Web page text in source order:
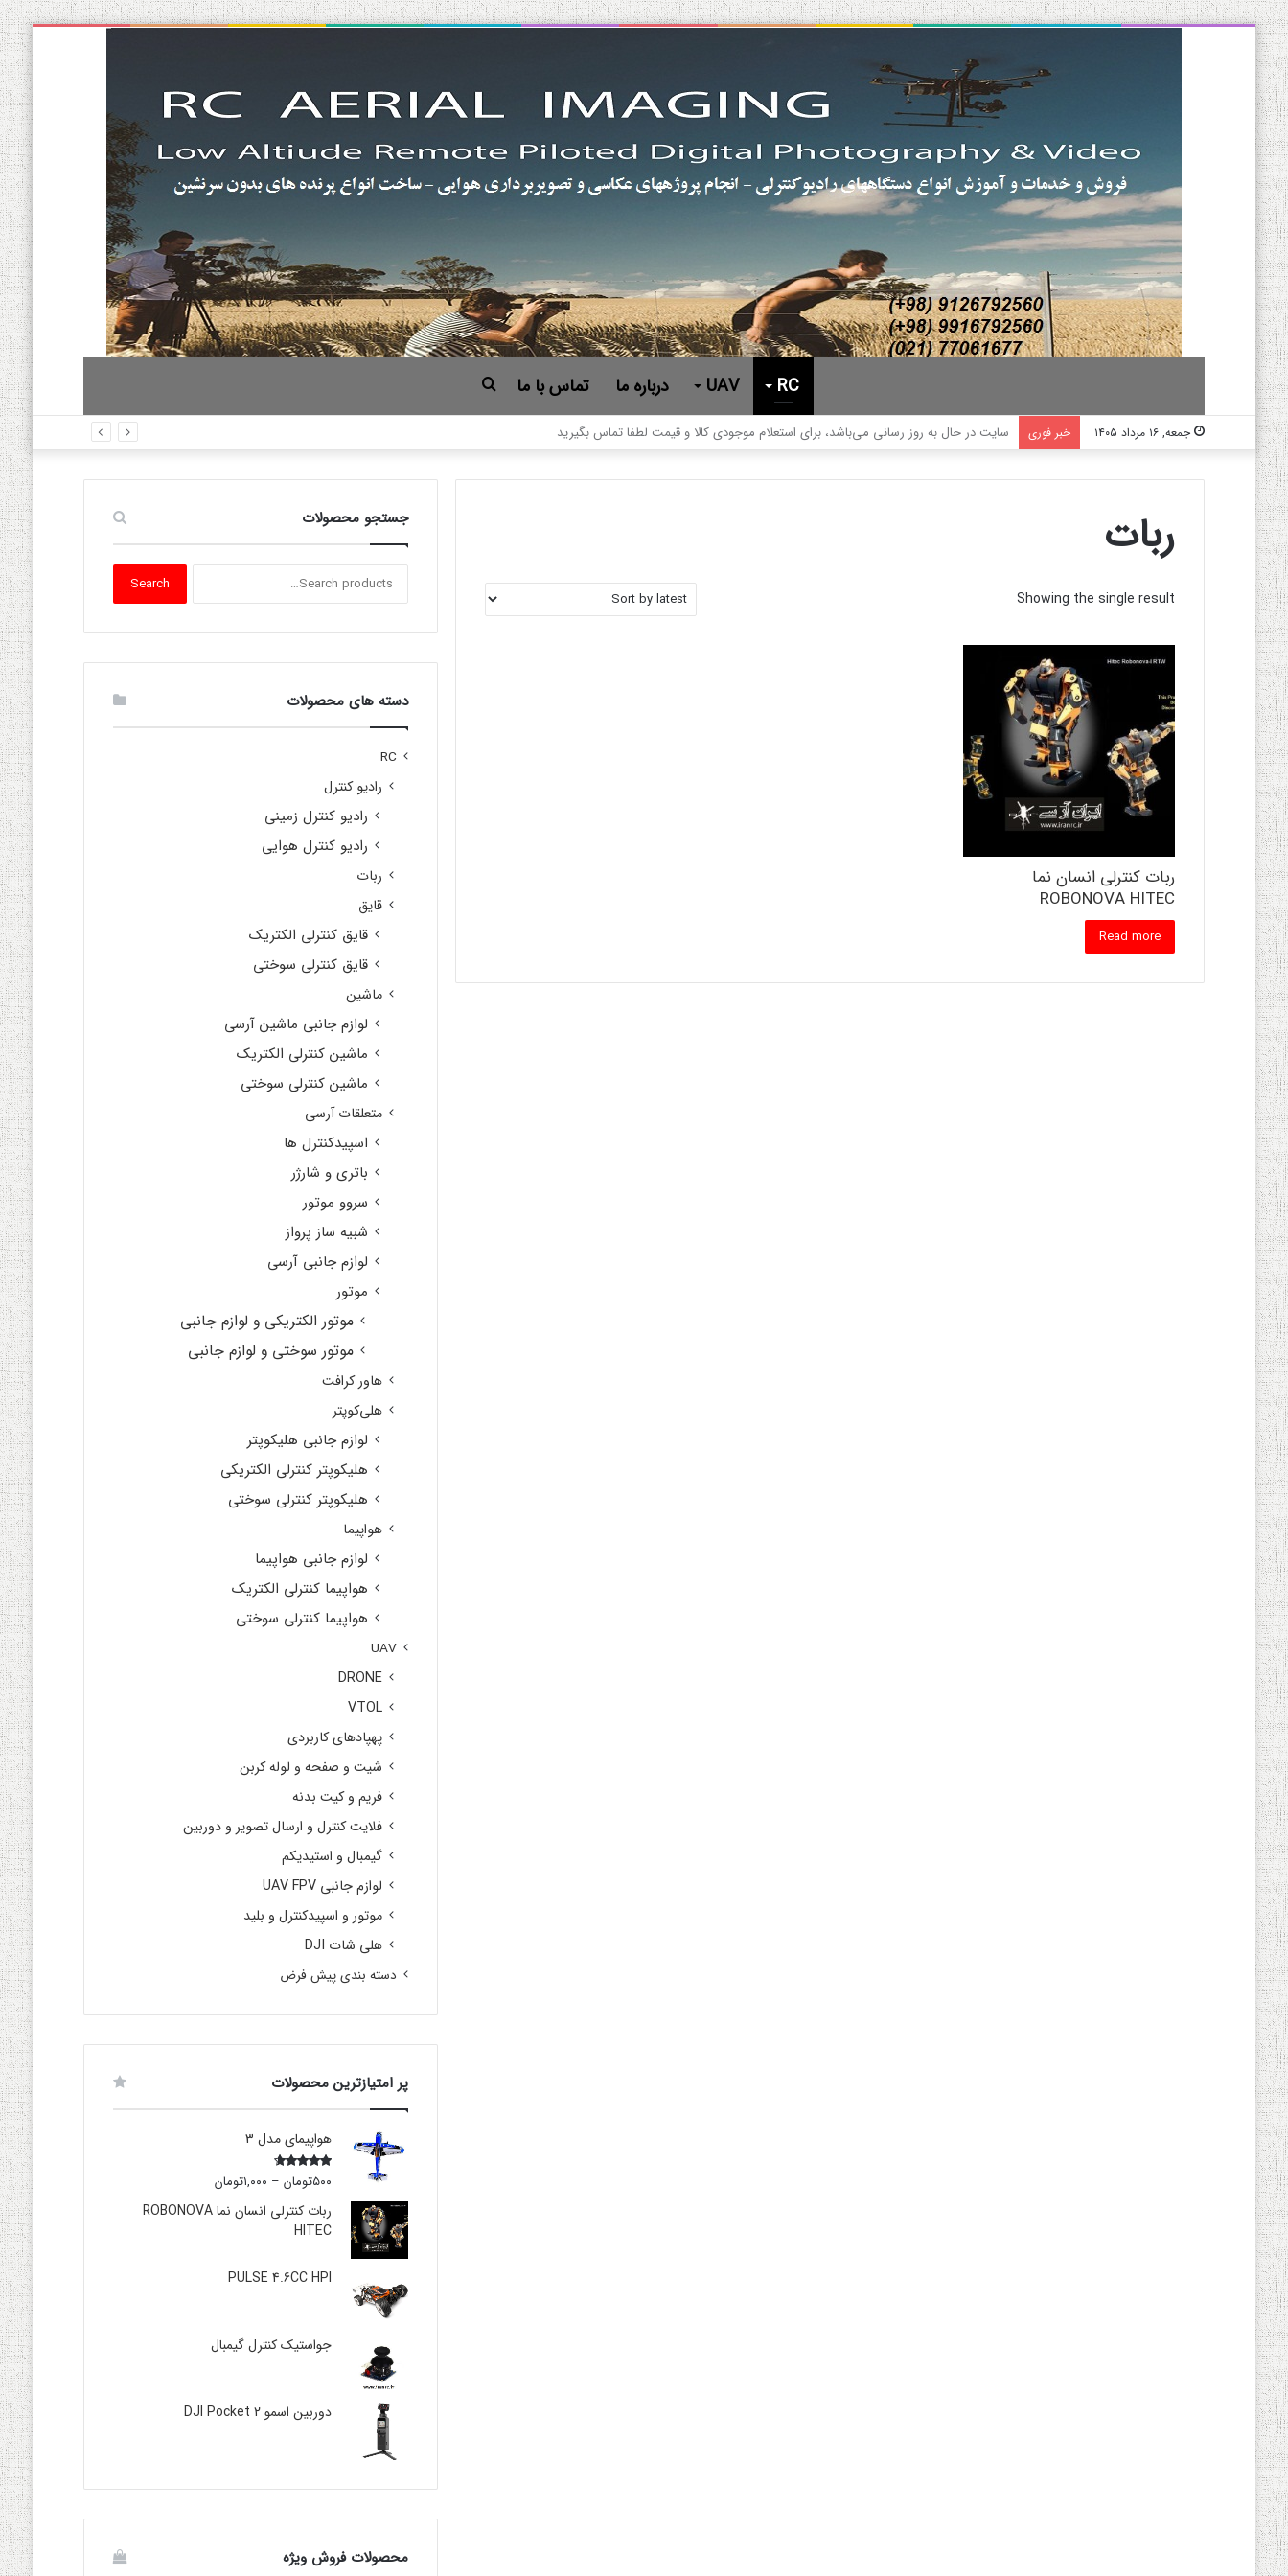
RC
UAV درباره ما تماس با ما جستجو
جمعه, ۱۶ مرداد ۱۴۰۵ خبر فوری سایت در حال به روز رسانی می‌باشد، برای استعلام موجودی کالا و قیمت لطفا تماس بگیرید
ربات
Showing the single result
ربات کنترلی انسان نما
ROBONOVA HITEC
Read more
جستجو محصولات
Search
دسته های محصولات
RC
رادیو کنترل
رادیو کنترل زمینی
رادیو کنترل هوایی
ربات
قایق
قایق کنترلی الکتریک
قایق کنترلی سوختی
ماشین
لوازم جانبی ماشین آرسی
ماشین کنترلی الکتریک
ماشین کنترلی سوختی
متعلقات آرسی
اسپیدکنترل ها
باتری و شارژر
سروو موتور
شبیه ساز پرواز
لوازم جانبی آرسی
موتور
موتور الکتریکی و لوازم جانبی
موتور سوختی و لوازم جانبی
هاور کرافت
هلی‌کوپتر
لوازم جانبی هلیکوپتر
هلیکوپتر کنترلی الکتریکی
هلیکوپتر کنترلی سوختی
هواپیما
لوازم جانبی هواپیما
هواپیما کنترلی الکتریک
هواپیما کنترلی سوختی
UAV
DRONE
VTOL
پهپادهای کاربردی
شیت و صفحه و لوله کربن
فریم و کیت بدنه
فلایت کنترل و ارسال تصویر و دوربین
گیمبال و استیدیکم
لوازم جانبی UAV FPV
موتور و اسپیدکنترل و بلید
هلی شات DJI
دسته بندی پیش فرض
پر امتیازترین محصولات
هواپیمای مدل 3
Rated
4.00
of 5
۵۰۰تومان – ۱,۰۰۰تومان
ربات کنترلی انسان نما ROBONOVA
HITEC
PULSE 4.6CC HPI
جواستیک کنترل گیمبال
دوربین اسمو DJI Pocket 2
محصولات فروش ویژه